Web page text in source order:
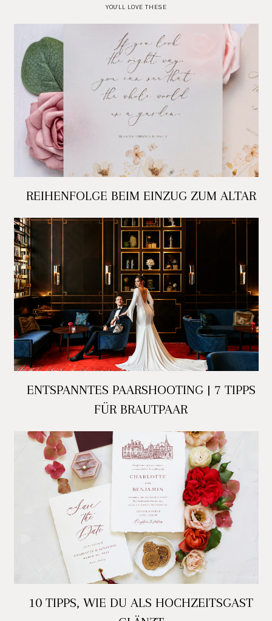
YOU'LL LOVE THESE
REIHENFOLGE BEIM EINZUG ZUM ALTAR
ENTSPANNTES PAARSHOOTING | 7 TIPPS
FÜR BRAUTPAAR
10 TIPPS, WIE DU ALS HOCHZEITSGAST